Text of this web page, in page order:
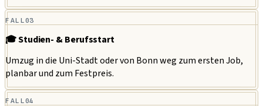
FALL03
🎓 Studien- & Berufsstart
Umzug in die Uni-Stadt oder von Bonn weg zum ersten Job,
planbar und zum Festpreis.
FALL04